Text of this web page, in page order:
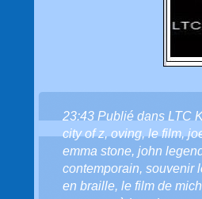
23:43 Publié dans LTC
city of z,oving,le film,
emma stone, john
contemporain, souvenir
en braille, le film de